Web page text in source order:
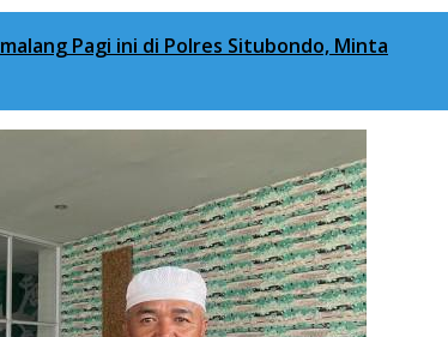
Pagi ini di Polres Situbondo, Minta